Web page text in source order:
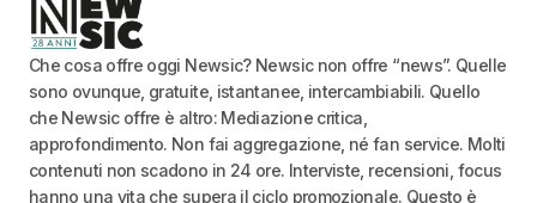
Che cosa offre oggi Newsic? Newsic non offre “news”. Quelle
sono ovunque, gratuite, istantanee, intercambiabili. Quello
che Newsic offre è altro: Mediazione critica,
approfondimento. Non fai aggregazione, né fan service. Molti
contenuti non scadono in 24 ore. Interviste, recensioni, focus
hanno una vita che supera il ciclo promozionale. Questo è